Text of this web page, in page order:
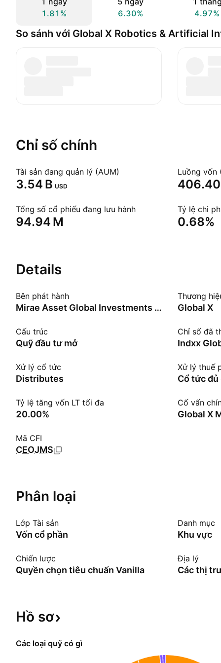
1.81%
6.30%
4.97%
So sánh với Global X Robotics & Artificial
Chỉ số chính
Tài sản đang quản lý (AUM)
‪3.54 B‬ USD
Luồng vốn
‪406.40
Tổng số cổ phiếu đang lưu hành
‪94.94 M‬
Tỷ lệ chi
0.68%
Details
Bên phát hành
Mirae Asset Global Investments Co., Ltd.
Thương
Global X
Cấu trúc
Quỹ đầu tư mở
Chỉ số đã
Xử lý cổ tức
Distributes
Xử lý thuế
Cổ tức
Tỷ lệ tăng vốn LT tối đa
20.00%
Cố vấn
Global X
Mã CFI
CEOJMS
Phân loại
Lớp Tài sản
Vốn cổ phần
Danh mục
Khu vực
Chiến lược
Quyền chọn tiêu chuẩn Vanilla
Địa lý
Các thị
Hồ sơ
Các loại quỹ có gì